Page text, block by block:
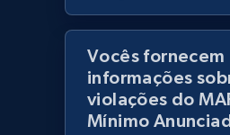
products using specified
URL, Product id, Title,
Currency, Discount, Initial
Vocês fornecem
informações
violações do
Mínimo